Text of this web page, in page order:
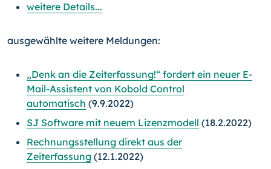
weitere Details...
ausgewählte weitere Meldungen:
„Denk an die Zeiterfassung!“ fordert ein neuer E-
Mail-Assistent von Kobold Control
automatisch (9.9.2022)
SJ Software mit neuem Lizenzmodell (18.2.2022)
Rechnungsstellung direkt aus der
Zeiterfassung (12.1.2022)